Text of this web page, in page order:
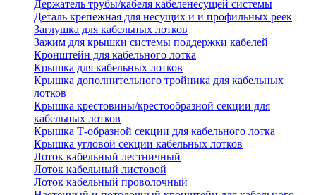
Держатель трубы/кабеля кабеленесущей системы
Деталь крепежная для несущих и и профильных реек
Заглушка для кабельных лотков
Зажим для крышки системы поддержки кабелей
Кронштейн для кабельного лотка
Крышка для кабельных лотков
Крышка дополнительного тройника для кабельных
лотков
Крышка крестовины/крестообразной секции для
кабельных лотков
Крышка Т-образной секции для кабельного лотка
Крышка угловой секции кабельных лотков
Лоток кабельный лестничный
Лоток кабельный листовой
Лоток кабельный проволочный